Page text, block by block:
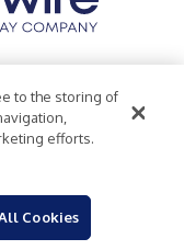
Statement
to the storing of
efforts.
Cookies